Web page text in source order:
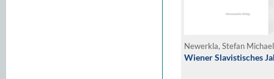
Newerkla, Stefan
Wiener Slavistisches